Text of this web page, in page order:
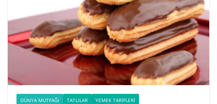
DÜNYA MUTFAĞI TATLILAR YEMEK TARIFLERI